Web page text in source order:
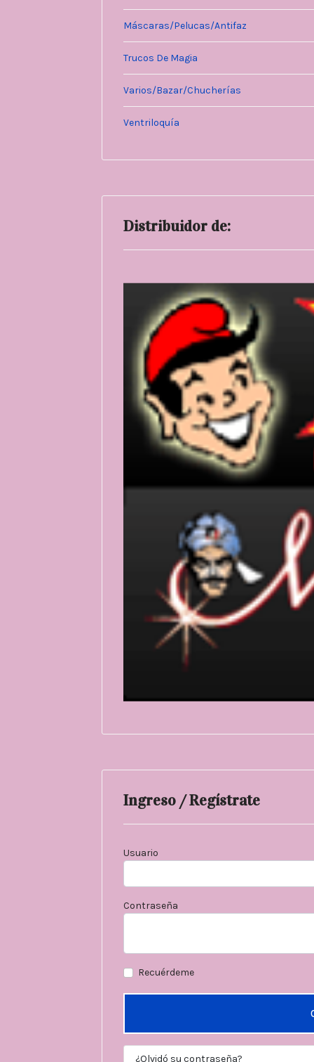
Máscaras/Pelucas/Antifaz
Trucos De Magia
Varios/Bazar/Chucherías
Ventriloquía
Distribuidor de:
Ingreso / Regístrate
Usuario
Contraseña
Recuérdeme
¿Olvidó su contraseña?